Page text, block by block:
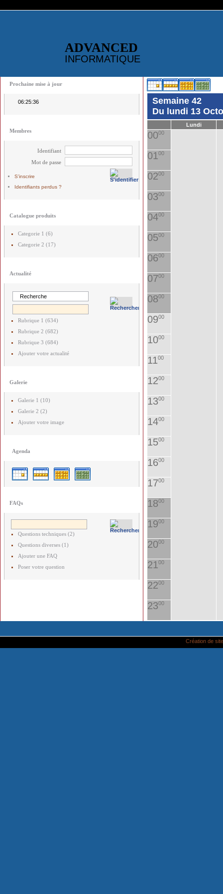
ADVANCED
INFORMATIQUE
Prochaine mise à jour
06:25:36
Membres
Identifiant
Mot de passe
S'inscrire
Identifiants perdus ?
Catalogue produits
Categorie 1 (6)
Categorie 2 (17)
Actualité
Rubrique 1 (634)
Rubrique 2 (682)
Rubrique 3 (684)
Ajouter votre actualité
Galerie
Galerie 1 (10)
Galerie 2 (2)
Ajouter votre image
Agenda
FAQs
Questions techniques (2)
Questions diverses (1)
Ajouter une FAQ
Poser votre question
Semaine 42
Du lundi 13
Lundi
0000
0100
0200
0300
0400
0500
0600
0700
0800
0900
1000
1100
1200
1300
1400
1500
1600
1700
1800
1900
2000
2100
2200
2300
Création de